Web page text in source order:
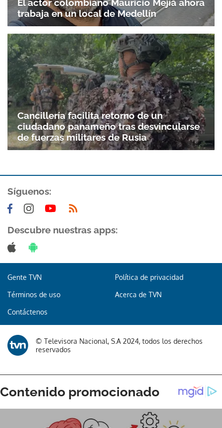
El actor colombiano Mauricio Mejía ahora
trabaja en un local de Medellín
Cancillería facilita retorno de un
ciudadano panameño tras desvincularse
de fuerzas militares de Rusia
Síguenos:
Descubre nuestras apps:
Gente TVN Política de privacidad
Términos de uso Acerca de TVN
Contáctenos
© Televisora Nacional, S.A 2024, todos los derechos
reservados